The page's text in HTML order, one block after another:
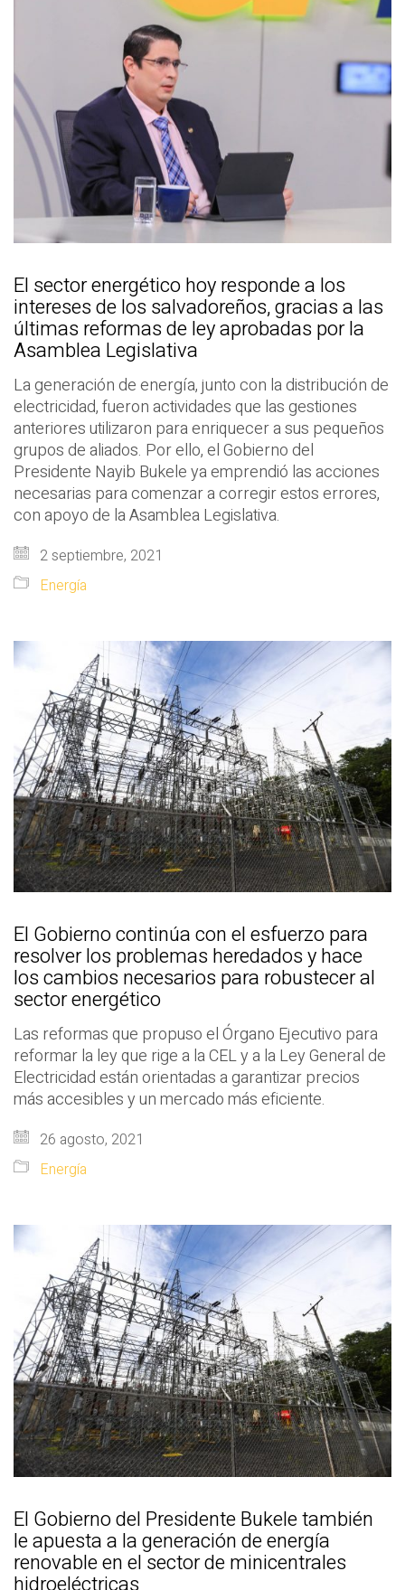
El sector energético hoy responde a los
intereses de los salvadoreños, gracias a las
últimas reformas de ley aprobadas por la
Asamblea Legislativa
La generación de energía, junto con la distribución de
electricidad, fueron actividades que las gestiones
anteriores utilizaron para enriquecer a sus pequeños
grupos de aliados. Por ello, el Gobierno del
Presidente Nayib Bukele ya emprendió las acciones
necesarias para comenzar a corregir estos errores,
con apoyo de la Asamblea Legislativa.
2 septiembre, 2021
Energía
El Gobierno continúa con el esfuerzo para
resolver los problemas heredados y hace
los cambios necesarios para robustecer al
sector energético
Las reformas que propuso el Órgano Ejecutivo para
reformar la ley que rige a la CEL y a la Ley General de
Electricidad están orientadas a garantizar precios
más accesibles y un mercado más eficiente.
26 agosto, 2021
Energía
El Gobierno del Presidente Bukele también
le apuesta a la generación de energía
renovable en el sector de minicentrales